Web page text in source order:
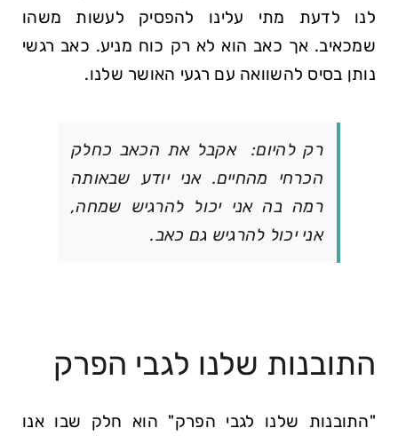
לנו לדעת מתי עלינו להפסיק לעשות משהו
שמכאיב. אך כאב הוא לא רק כוח מניע. כאב רגשי
נותן בסיס להשוואה עם רגעי האושר שלנו.
רק להיום: אקבל את הכאב כחלק
הכרחי מהחיים. אני יודע שבאותה
רמה בה אני יכול להרגיש שמחה,
אני יכול להרגיש גם כאב.
התובנות שלנו לגבי הפרק
"התובנות שלנו לגבי הפרק" הוא חלק שבו אנו